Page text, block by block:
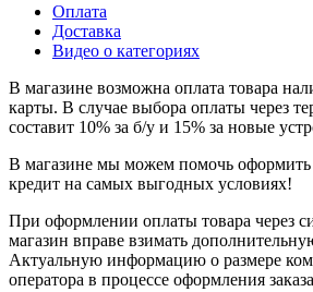
Оплата
Доставка
Видео о категориях
В магазине возможна оплата товара
карты. В случае выбора оплаты через
составит 10% за б/у и 15% за новые
В магазине мы можем помочь оформить
кредит на самых выгодных условиях!
При оформлении оплаты товара через
магазин вправе взимать
Актуальную информацию о размере
оператора в процессе оформления